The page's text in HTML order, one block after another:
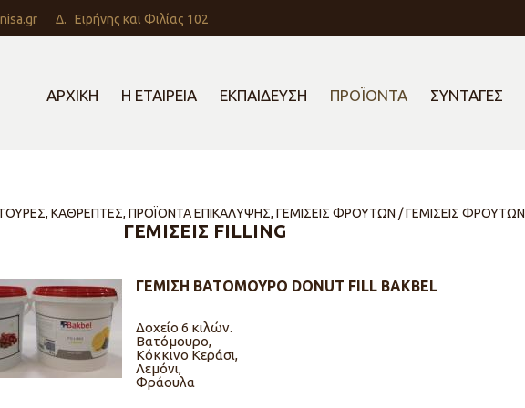
Δ. Ειρήνης και Φιλίας 102
ΑΡΧΙΚΗ Η ΕΤΑΙΡΕΙΑ ΕΚΠΑΙΔΕΥΣΗ ΠΡΟΪΟΝΤΑ ΣΥΝΤΑΓΕΣ
ΚΑΘΡΕΠΤΕΣ, ΠΡΟΪΟΝΤΑ ΕΠΙΚΑΛΥΨΗΣ, ΓΕΜΙΣΕΙΣ ΦΡΟΥΤΩΝ / ΓΕΜΙΣΕΙΣ ΦΡΟΥΤΩΝ
ΓΕΜΙΣΕΙΣ FILLING
ΓΕΜΙΣΗ ΒΑΤΟΜΟΥΡΟ DONUT FILL BAKBEL
Δοχείο 6 κιλών.
Βατόμουρο,
Κόκκινο Κεράσι,
Λεμόνι,
Φράουλα